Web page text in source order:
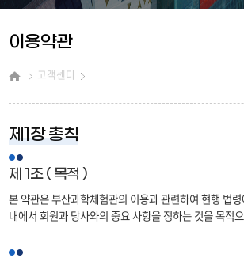
이용약관
고객센터
제1장 총칙
제 1조 ( 목적 )
본 약관은 부산과학체험관의 이용과 관련하여 현행 법
내에서 회원과 당사와의 중요 사항을 정하는 것을 목적